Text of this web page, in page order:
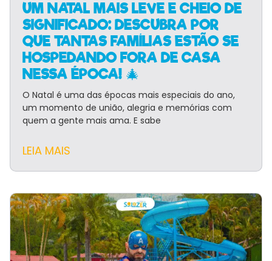
UM NATAL MAIS LEVE E CHEIO DE
SIGNIFICADO: DESCUBRA POR
QUE TANTAS FAMÍLIAS ESTÃO SE
HOSPEDANDO FORA DE CASA
NESSA ÉPOCA! 🎄
O Natal é uma das épocas mais especiais do ano,
um momento de união, alegria e memórias com
quem a gente mais ama. E sabe
LEIA MAIS